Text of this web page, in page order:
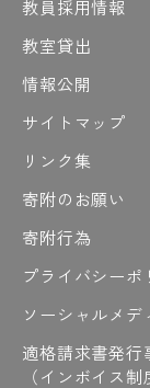
教員採用情報
教室貸出
情報公開
サイトマップ
リンク集
寄附のお願い
寄附行為
プライバシーポ
ソーシャルメデ
適格請求書発行
（インボイス制